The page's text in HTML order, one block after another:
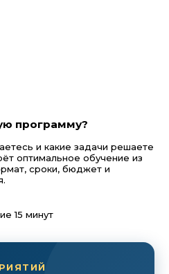
программу?
и какие задачи решаете
оптимальное обучение из
сроки, бюджет и
15 минут